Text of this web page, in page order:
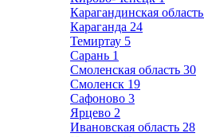
Карагандинская область
Караганда 24
Темиртау 5
Сарань 1
Смоленская область 30
Смоленск 19
Сафоново 3
Ярцево 2
Ивановская область 28